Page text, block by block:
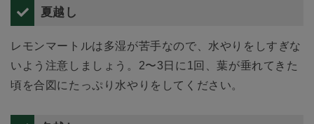
夏越し
レモンマートルは多湿が苦手なので、水やりをしすぎな
いよう注意しましょう。2〜3日に1回、葉が垂れてきた
頃を合図にたっぷり水やりをしてください。